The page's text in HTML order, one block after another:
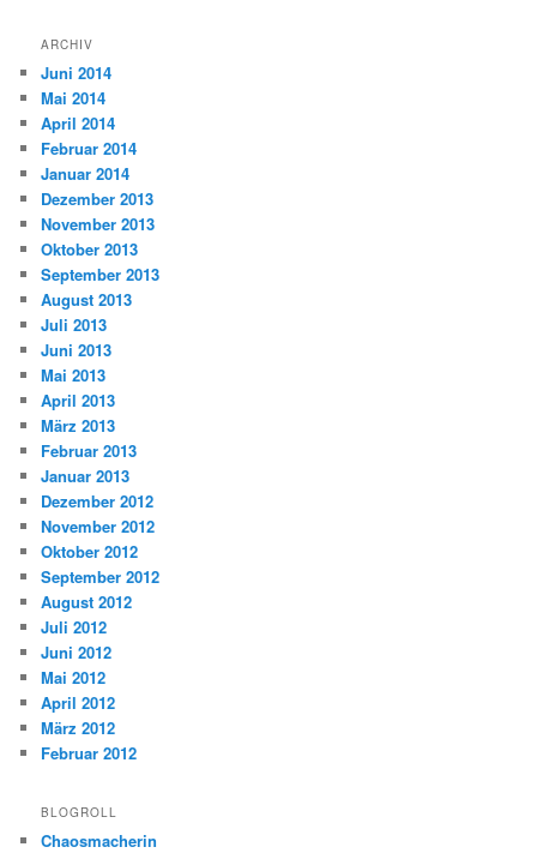
ARCHIV
Juni 2014
Mai 2014
April 2014
Februar 2014
Januar 2014
Dezember 2013
November 2013
Oktober 2013
September 2013
August 2013
Juli 2013
Juni 2013
Mai 2013
April 2013
März 2013
Februar 2013
Januar 2013
Dezember 2012
November 2012
Oktober 2012
September 2012
August 2012
Juli 2012
Juni 2012
Mai 2012
April 2012
März 2012
Februar 2012
BLOGROLL
Chaosmacherin